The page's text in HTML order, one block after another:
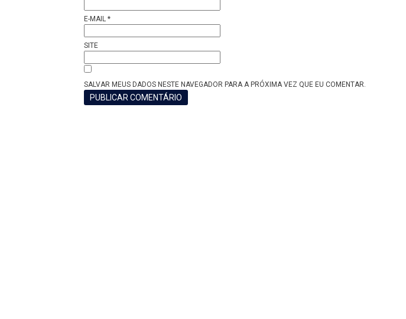
E-MAIL *
SITE
SALVAR MEUS DADOS NESTE NAVEGADOR PARA A PRÓXIMA VEZ QUE EU COMENTAR.